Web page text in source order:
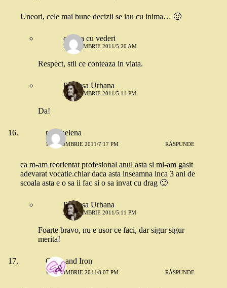
Uneori, cele mai bune decizii se iau cu inima… 🙂
cineva cu vederi
2 OCTOMBRIE 2011/5:20 AM
Respect, stii ce conteaza in viata.
Printesa Urbana
2 OCTOMBRIE 2011/5:11 PM
Da!
ralucaelena
1 OCTOMBRIE 2011/7:17 PM RĂSPUNDE
ca m-am reorientat profesional anul asta si mi-am gasit
adevarat vocatie.chiar daca asta inseamna inca 3 ani de
scoala asta e o sa ii fac si o sa invat cu drag 🙂
Printesa Urbana
2 OCTOMBRIE 2011/5:11 PM
Foarte bravo, nu e usor ce faci, dar sigur sigur
merita!
Glass and Iron
1 OCTOMBRIE 2011/8:07 PM RĂSPUNDE